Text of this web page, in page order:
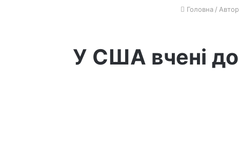
Головна /
У США вчені до